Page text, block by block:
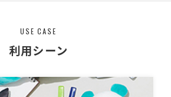
USE CASE
利用シーン